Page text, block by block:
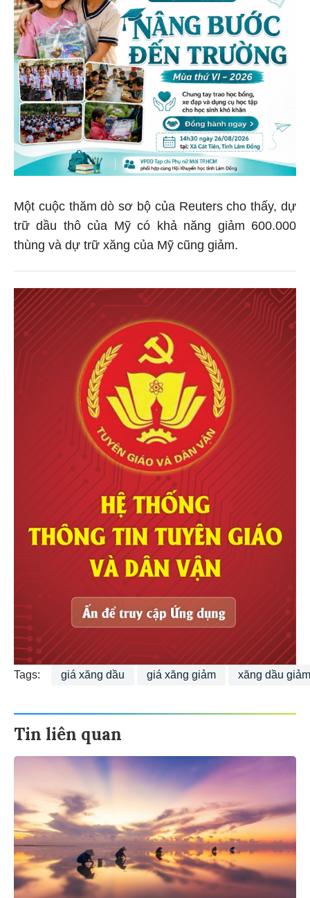
Một cuộc thăm dò sơ bộ của Reuters cho thấy, dự
trữ dầu thô của Mỹ có khả năng giảm 600.000
thùng và dự trữ xăng của Mỹ cũng giảm.
Tags: giá xăng dầu giá xăng giảm xăng dầu giảm
Tin liên quan